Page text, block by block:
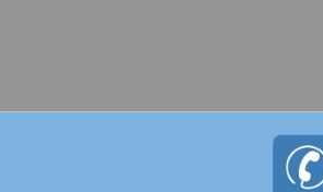
organizace